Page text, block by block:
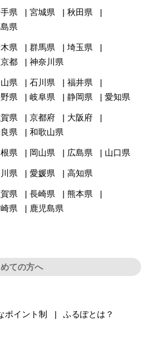
県 宮城県
秋田県
県
県 群馬県
埼玉県
都 神奈川県
県 石川県
福井県
県 岐阜県 静岡県 愛知県
県 京都府
大阪府
県 和歌山県
県 岡山県 広島県 山口県
県 愛媛県 高知県
県 長崎県
熊本県
県 鹿児島県
ての方へ
ポイント制 ふるぽとは？